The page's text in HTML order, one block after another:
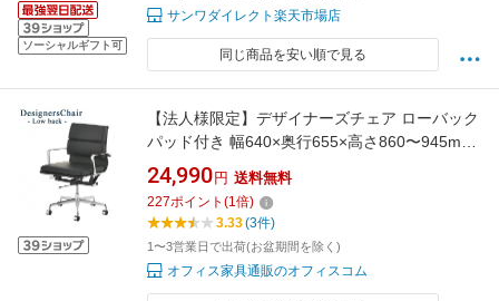
ソーシャルギフト可
サンワダイレクト楽天市場店
同じ商品を安い順で見る
【法人様限定】デザイナーズチェア ローバック
パッド付き 幅640×奥行655×高さ860〜945mm
事務椅子 おしゃれ オフィスチェア ブラック ミ
ーティングチェア 椅子 チェア オフィス 事務所
仕事 パソコンチェア キャスター ワークチェア
24,990 円 送料無料
227ポイント (1倍)
3.33(3件)
1〜3営業日で出荷(お盆期間を除く)
オフィス家具通販のオフィスコム